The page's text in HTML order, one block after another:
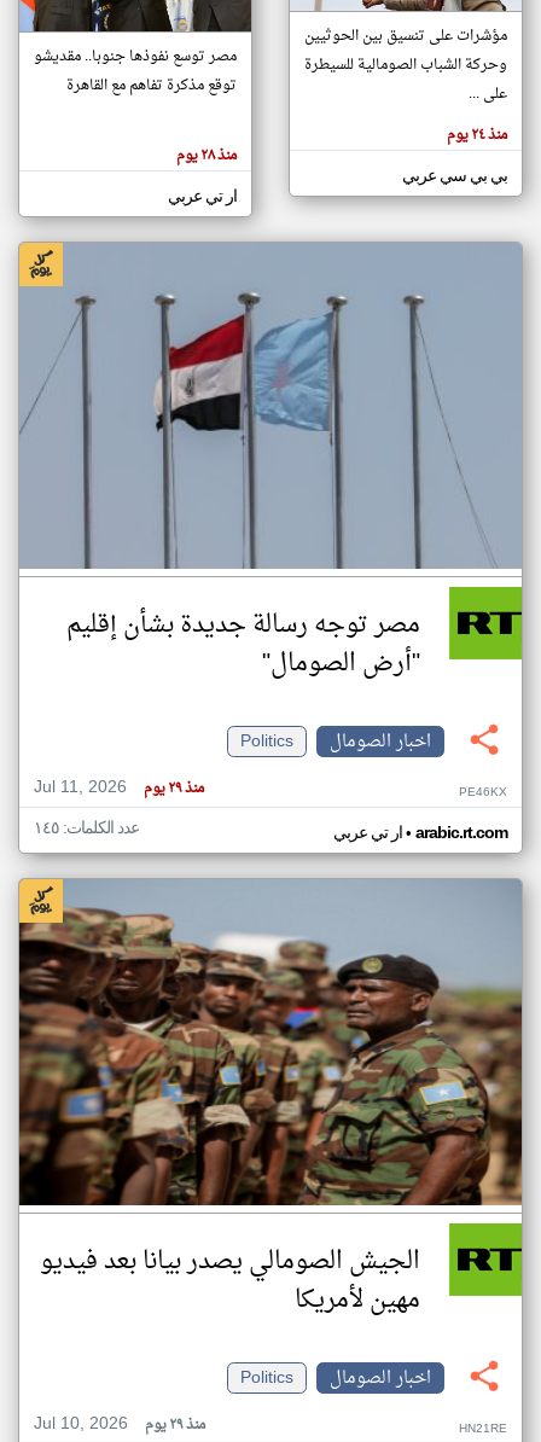
تغيير الدولة
اخبار الصومال على مدار الساعة
أهم اخبار الصومال العاجلة والمباشرة
المقالات
الموجوده
هنا عن
كاتبيها.
مؤشرات على تنسيق بين الحوثيين
وحركة الشباب الصومالية للسيطرة
على ...
منذ ٢٤ يوم
بي بي سي عربي
مصر توسع نفوذها جنوبا.. مقديشو
توقع مذكرة تفاهم مع القاهرة
منذ ٢٨ يوم
ار تي عربي
مصر توجه رسالة جديدة بشأن إقليم
"أرض الصومال"
اخبار الصومال
Politics
Jul 11, 2026
منذ ٢٩ يوم PE46KX
ار تي عربي• arabic.rt.com عدد الكلمات: ١٤٥
الجيش الصومالي يصدر بيانا بعد فيديو
مهين لأمريكا
اخبار الصومال
Politics
Jul 10, 2026
منذ ٢٩ يوم HN21RE
klyoum.com